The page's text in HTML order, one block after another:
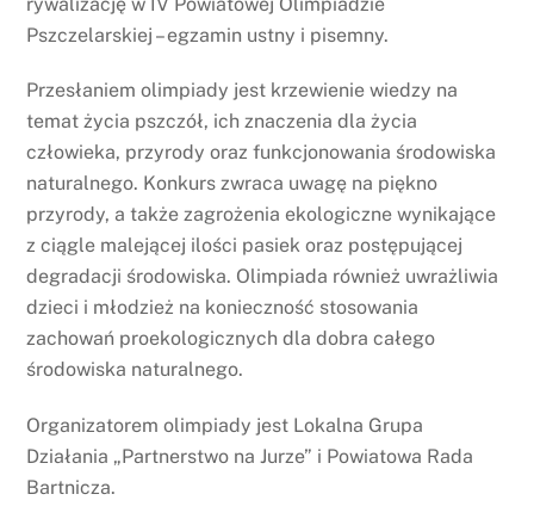
Pszczelarskiej – egzamin ustny i pisemny.
Przesłaniem olimpiady jest krzewienie wiedzy na
temat życia pszczół, ich znaczenia dla życia
człowieka, przyrody oraz funkcjonowania środowiska
naturalnego. Konkurs zwraca uwagę na piękno
przyrody, a także zagrożenia ekologiczne wynikające
z ciągle malejącej ilości pasiek oraz postępującej
degradacji środowiska. Olimpiada również uwrażliwia
dzieci i młodzież na konieczność stosowania
zachowań proekologicznych dla dobra całego
środowiska naturalnego.
Organizatorem olimpiady jest Lokalna Grupa
Działania „Partnerstwo na Jurze” i Powiatowa Rada
Bartnicza.